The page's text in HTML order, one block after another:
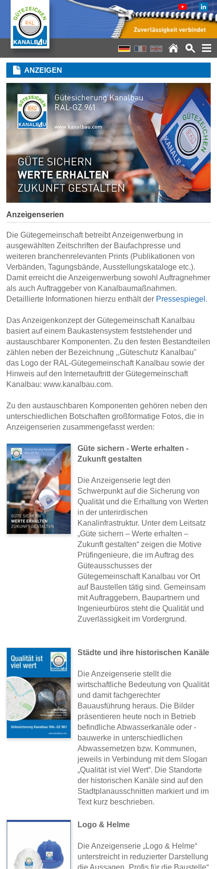
ANZEIGEN
Anzeigenserien
Die Gütegemeinschaft betreibt Anzeigenwerbung in
ausgewählten Zeitschriften der Baufachpresse und
weiteren branchenrelevanten Prints (Publikationen von
Verbänden, Tagungsbände, Ausstellungskataloge etc.).
Damit erreicht die Anzeigenwerbung sowohl Auftragnehmer
als auch Auftraggeber von Kanalbaumaßnahmen.
Detaillierte Informationen hierzu enthält der Pressespiegel .
Das Anzeigenkonzept der Gütegemeinschaft Kanalbau
basiert auf einem Baukastensystem feststehender und
austauschbarer Komponenten. Zu den festen Bestandteilen
zählen neben der Bezeichnung ,,Güteschutz Kanalbau"
das Logo der RAL-Gütegemeinschaft Kanalbau sowie der
Hinweis auf den Internetauftritt der Gütegemeinschaft
Kanalbau: www.kanalbau.com.
Zu den austauschbaren Komponenten gehören neben den
unterschiedlichen Botschaften großformatige Fotos, die in
Anzeigenserien zusammengefasst werden:
Güte sichern - Werte erhalten -
Zukunft gestalten
Die Anzeigenserie legt den
Schwerpunkt auf die Sicherung von
Qualität und die Erhaltung von Werten
in der unterirdischen
Kanalinfrastruktur. Unter dem Leitsatz
„Güte sichern – Werte erhalten –
Zukunft gestalten“ zeigen die Motive
Prüfingenieure, die im Auftrag des
Güteausschusses der
Gütegemeinschaft Kanalbau vor Ort
auf Baustellen tätig sind. Gemeinsam
mit Auftraggebern, Baupartnern und
Ingenieurbüros steht die Qualität und
Zuverlässigkeit im Vordergrund.
Städte und ihre historischen Kanäle
Die Anzeigenserie stellt die
wirtschaftliche Bedeutung von Qualität
und damit fachgerechter
Bauausführung heraus. Die Bilder
präsentieren heute noch in Betrieb
befindliche Abwasserkanäle oder -
bauwerke in unterschiedlichen
Abwassernetzen bzw. Kommunen,
jeweils in Verbindung mit dem Slogan
„Qualität ist viel Wert“. Die Standorte
der historischen Kanäle sind auf den
Stadtplanausschnitten markiert und im
Text kurz beschrieben.
Logo & Helme
Die Anzeigenserie „Logo & Helme“
unterstreicht in reduzierter Darstellung